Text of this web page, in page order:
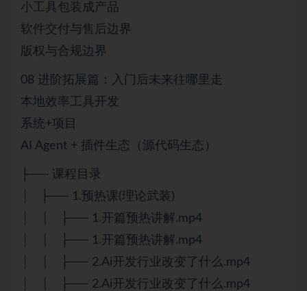
小工具包装成产品
软件交付与售后边界
版权与合规边界
08 进阶拓展篇：入门后未来往哪里走
本地效率工具开发
系统+项目
AI Agent + 插件生态（源代码生态）
├── 课程目录
│ ├── 1.预热课(理论武装)
│ │ ├── 1.开篇预热讲解.mp4
│ │ ├── 1.开篇预热讲解.mp4
│ │ ├── 2.Ai开发行业改变了什么.mp4
│ │ ├── 2.Ai开发行业改变了什么.mp4